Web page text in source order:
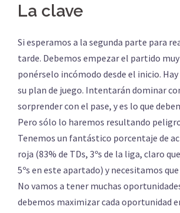
La clave
Si esperamos a la segunda parte para
tarde. Debemos empezar el partido
ponérselo incómodo desde el inicio. Hay
su plan de juego. Intentarán dominar
sorprender con el pase, y es lo que
Pero sólo lo haremos resultando
Tenemos un fantástico porcentaje de
roja (83% de TDs, 3ºs de la liga, claro
5ºs en este apartado) y necesitamos
No vamos a tener muchas
debemos maximizar cada oportunidad